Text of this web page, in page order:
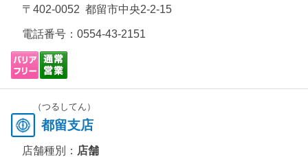
〒402-0052 都留市中央2-2-15
電話番号： 0554-43-2151
（つるしてん）
都留支店
店舗種別： 店舗